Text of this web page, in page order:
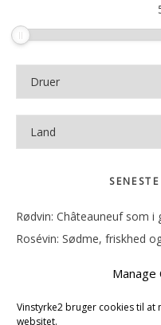
Manage
Vinstyrke2 bruger cookies til
websitet.
Rødvin: Châteauneuf som i
Rosévin: Sødme, friskhed
Rosévin: Forfriskende
Rosévin: Sødmen hænger i